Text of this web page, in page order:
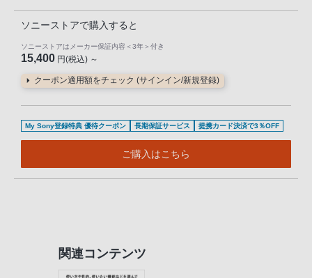
ソニーストアで購入すると
ソニーストアはメーカー保証内容 ＜3年＞ 付き
15,400 円(税込) ～
クーポン適用額をチェック (サインイン/新規登録)
My Sony登録特典 優待クーポン 長期保証サービス 提携カード決済で3％OFF
ご購入はこちら
関連コンテンツ